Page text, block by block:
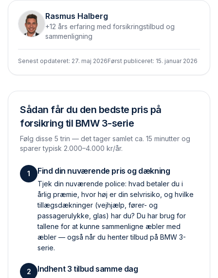
Rasmus Halberg
+12 års erfaring med forsikringstilbud og
sammenligning
Senest opdateret: 27. maj 2026Først publiceret: 15. januar 2026
Sådan får du den bedste pris på
forsikring til BMW 3-serie
Følg disse 5 trin — det tager samlet ca. 15 minutter og
sparer typisk 2.000–4.000 kr/år.
1 Find din nuværende pris og dækning
Tjek din nuværende police: hvad betaler du i
årlig præmie, hvor høj er din selvrisiko, og hvilke
tillægs­dækninger (vejhjælp, fører- og
passagerulykke, glas) har du? Du har brug for
tallene for at kunne sammenligne æbler med
æbler — også når du henter tilbud på BMW 3-
serie.
2 Indhent 3 tilbud samme dag